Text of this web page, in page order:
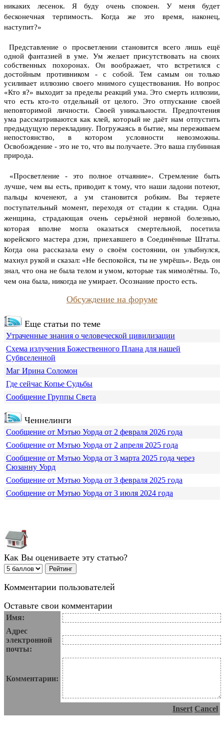
никаких лесенок. Я буду очень спокоен. У меня будет
бесконечная терпимость. Когда же это время, наконец,
наступит?»
Представление о просветлении становится всего лишь ещё
одной фантазией в уме. Ум желает присутствовать на своих
собственных похоронах. Он воображает, что встретился с
достойным противником - с собой. Тем самым он только
усиливает иллюзию своего мнимого существования. Но вопрос
«Кто я?» выходит за пределы реакций ума. Это смерть иллюзии,
что есть кто-то отдельный от целого. Это отпускание своей
неповторимой личности. Своей уникальности. Предпочтения
ума рассматриваются как клей, который не даёт нам отпустить
предыдущую перекладину. Погружаясь в бытие, мы переживаем
непостоянство, в котором условности невозможны.
Освобождение - это не то, что вы получаете. Это ваша глубинная
природа.
«Просветление - это полное отчаяние». Стремление быть
лучше, чем вы есть, приводит к тому, что наши ладони потеют,
пальцы коченеют, а ум становится робким. Вы теряете
поступательный момент, переходя от стадии к стадии.
Одна
женщина, страдающая очень серьёзной нервной болезнью,
которая вполне могла оказаться смертельной, посетила
корейского мастера дзэн, приехавшего в Соединённые Штаты.
Когда она рассказала ему о своём состоянии, он улыбнулся,
махнул рукой и сказал: «Не беспокойся, ты не умрёшь». Ведь он
знал, что она не была телом и умом, которые так мимолётны. То,
чем она была, никогда не умирает. Осознание просто есть.
Обсуждение на форуме
Еще статьи по теме
Утраченные знания о человеческой цивилизации
Схема излучения Божественного Плана для нашей
Субвселенной
Маг Ирина Соломон
Где сейчас Копье Судьбы
Сообщение Группы Света
Ченнелинги
Сообщение от Мэтью Уорда от 2 февраля 2026 года
Сообщение от Мэтью Уорда от 2 апреля 2025 года
Сообщение от Мэтью Уорда от 3 марта 2025 года через
Сюзанну Уорд
Сообщение от Мэтью Уорда от 3 февраля 2025 года
Сообщение от Мэтью Уорда от 3 июля 2024 года
Как Вы оцениваете эту статью?
Комментарии пользователей
Оставьте свои комментарии
Имя:
Адрес
электронной
почты:
Комментарии:
Insert Cancel